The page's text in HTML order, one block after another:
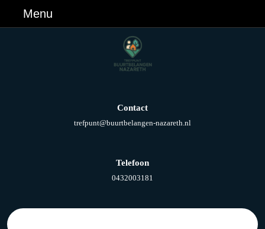
Menu
Contact
trefpunt@buurtbelangen-nazareth.nl
Telefoon
0432003181